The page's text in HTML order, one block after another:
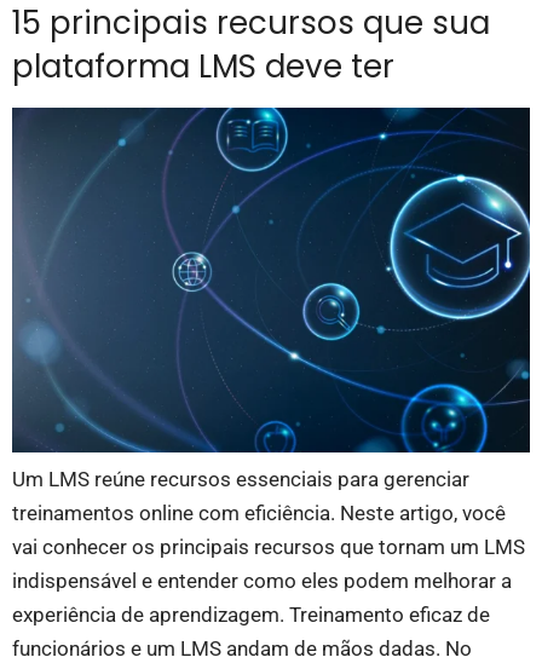
15 principais recursos que sua
plataforma LMS deve ter
Um LMS reúne recursos essenciais para gerenciar
treinamentos online com eficiência. Neste artigo, você
vai conhecer os principais recursos que tornam um LMS
indispensável e entender como eles podem melhorar a
experiência de aprendizagem. Treinamento eficaz de
funcionários e um LMS andam de mãos dadas. No